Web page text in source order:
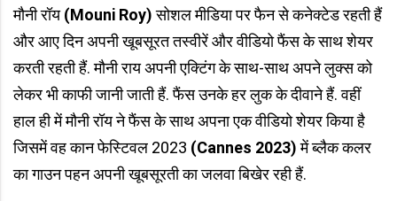
मौनी रॉय(Mouni Roy)सोशल मीडिया पर फैन से कनेक्टेड रहती हैं
और आए दिन अपनी खूबसूरत तस्वीरें और वीडियो फैंस के साथ शेयर
करती रहती हैं. मौनी राय अपनी एक्टिंग के साथ-साथ अपने लुक्स को
लेकर भी काफी जानी जाती हैं. फैंस उनके हर लुक के दीवाने हैं. वहीं
हाल ही में मौनी रॉय ने फैंस के साथ अपना एक वीडियो शेयर किया है
जिसमें वह कान फेस्टिवल 2023 (Cannes 2023)में ब्लैक कलर
का गाउन पहन अपनी खूबसूरती का जलवा बिखेर रही हैं.